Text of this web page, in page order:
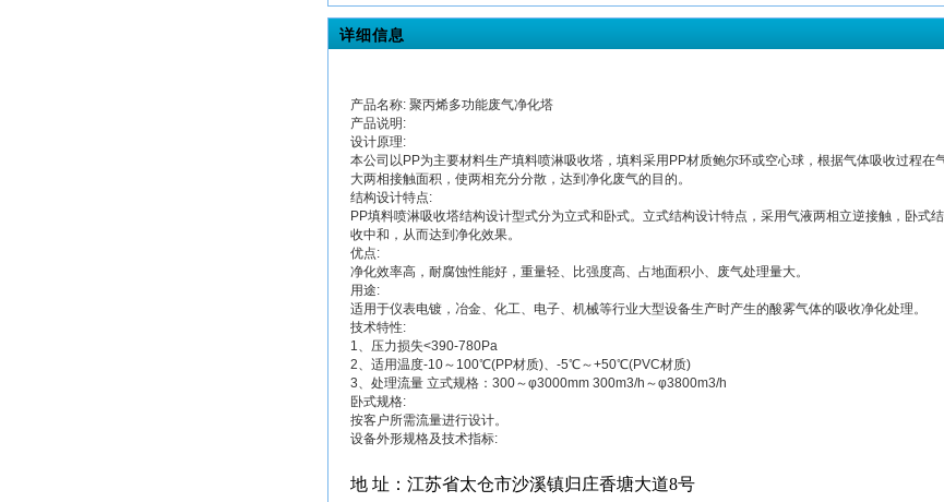
详细信息
产品名称: 聚丙烯多功能废气净化塔
产品说明:
设计原理:
本公司以PP为主要材料生产填料喷淋吸收塔，填料采用PP材质鲍尔环或空心球，根据气体吸收过程
大两相接触面积，使两相充分分散，达到净化废气的目的。
结构设计特点:
PP填料喷淋吸收塔结构设计型式分为立式和卧式。立式结构设计特点，采用气液两相立逆接触，卧式
收中和，从而达到净化效果。
优点:
净化效率高，耐腐蚀性能好，重量轻、比强度高、占地面积小、废气处理量大。
用途:
适用于仪表电镀，冶金、化工、电子、机械等行业大型设备生产时产生的酸雾气体的吸收净化处理。
技术特性:
1、压力损失<390-780Pa
2、适用温度-10～100℃(PP材质)、-5℃～+50℃(PVC材质)
3、处理流量 立式规格：300～φ3000mm 300m3/h～φ3800m3/h
卧式规格:
按客户所需流量进行设计。
设备外形规格及技术指标:
地 址：江苏省太仓市沙溪镇归庄香塘大道8号